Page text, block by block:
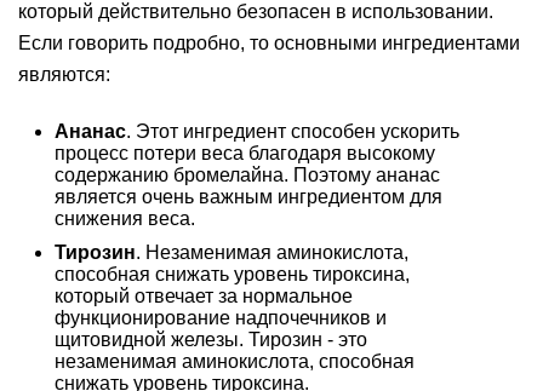
который действительно безопасен в использовании.
Если говорить подробно, то основными ингредиентами
являются:
Ананас. Этот ингредиент способен ускорить
процесс потери веса благодаря высокому
содержанию бромелайна. Поэтому ананас
является очень важным ингредиентом для
снижения веса.
Тирозин. Незаменимая аминокислота,
способная снижать уровень тироксина,
который отвечает за нормальное
функционирование надпочечников и
щитовидной железы. Тирозин - это
незаменимая аминокислота, способная
снижать уровень тироксина.